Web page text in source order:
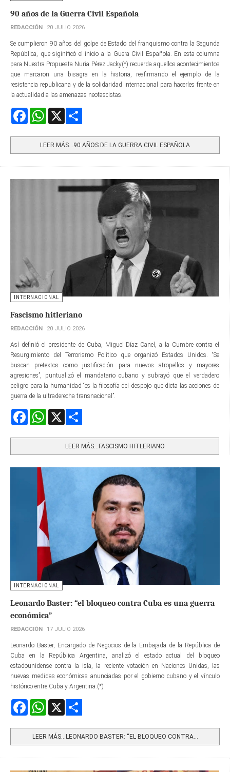
90 años de la Guerra Civil Española
REDACCIÓN 20 JULIO 2026
Se cumplieron 90 años del golpe de Estado del franquismo contra la Segunda
República, que siginificó el inicio a la Guera Civil Española. En esta columna
para Nuestra Propuesta Nuria Pérez Jacky(*) recuerda aquellos acontecimientos
que marcaron una bisagra en la historia, reafirmando el ejemplo de la
resistencia republicana y de la solidaridad internacional para hacerles frente en
la actualidad a las amenazas neofascistas.
FacebookWhatsApp
LEER MÁS…90 AÑOS DE LA GUERRA CIVIL ESPAÑOLA
INTERNACIONAL
Fascismo hitleriano
REDACCIÓN 20 JULIO 2026
Así definió el presidente de Cuba, Miguel Díaz Canel, a la Cumbre contra el
Resurgimiento del Terrorismo Político que organizó Estados Unidos. “Se
buscan pretextos como justificación para nuevos atropellos y mayores
agresiones”, puntualizó el mandatario cubano y subrayó que el verdadero
peligro para la humanidad “es la filosofía del despojo que dicta las acciones de
guerra de la ultraderecha transnacional”.
FacebookWhatsApp
LEER MÁS…FASCISMO HITLERIANO
INTERNACIONAL
Leonardo Baster: “el bloqueo contra Cuba es una guerra
económica”
REDACCIÓN 17 JULIO 2026
Leonardo Baster, Encargado de Negocios de la Embajada de la República de
Cuba en la República Argentina, analizó el estado actual del bloqueo
estadounidense contra la isla, la reciente votación en Naciones Unidas, las
nuevas medidas económicas anunciadas por el gobierno cubano y el vínculo
histórico entre Cuba y Argentina.(*)
FacebookWhatsApp
LEER MÁS…LEONARDO BASTER: “EL BLOQUEO CONTRA...